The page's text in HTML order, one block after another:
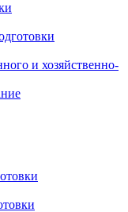
и хозяйственно-